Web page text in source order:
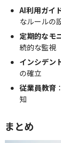
AI利用ガイ
なルールの
定期的なモ
続的な監視
インシデン
の確立
従業員教育
知
まとめ